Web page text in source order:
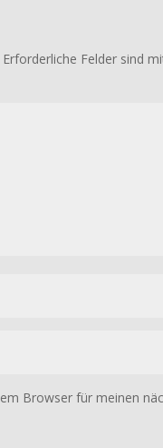
Erforderliche Felder sind
Browser für meinen